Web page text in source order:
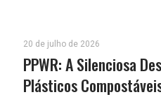
20 de julho de 2026
PPWR: A Silenciosa
Plásticos